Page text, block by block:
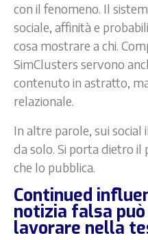
con il fenomeno. Il
sociale, affinità e
cosa mostrare a chi.
SimClusters servono
contenuto in astratto,
relazionale.
In altre parole, sui
da solo. Si porta dietro il
che lo pubblica.
Continued
notizia falsa
lavorare nella